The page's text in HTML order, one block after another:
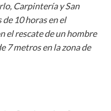
Carpintería y San
10 horas en el
el rescate de un hombre
7 metros en la zona de